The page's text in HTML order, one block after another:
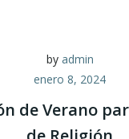
by admin
enero 8, 2024
de Verano